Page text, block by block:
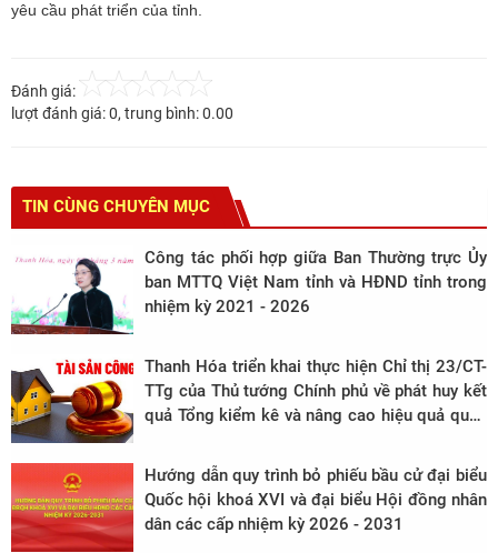
yêu cầu phát triển của tỉnh.
Đánh giá:
lượt đánh giá:0, trung bình:0.00
TIN CÙNG CHUYÊN MỤC
Công tác phối hợp giữa Ban Thường trực Ủy
ban MTTQ Việt Nam tỉnh và HĐND tỉnh trong
nhiệm kỳ 2021 - 2026
Thanh Hóa triển khai thực hiện Chỉ thị 23/CT-
TTg của Thủ tướng Chính phủ về phát huy kết
quả Tổng kiểm kê và nâng cao hiệu quả quản
Hướng dẫn quy trình bỏ phiếu bầu cử đại biểu
Quốc hội khoá XVI và đại biểu Hội đồng nhân
dân các cấp nhiệm kỳ 2026 - 2031